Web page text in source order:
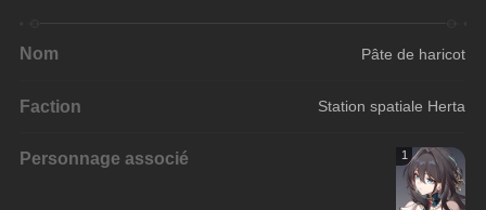
Nom Pâte de haricot
Faction Station spatiale Herta
Personnage associé 1